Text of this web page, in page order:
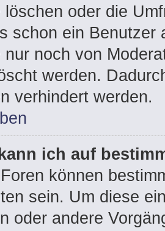
löschen oder die
schon ein Benutzer
nur noch von
werden.
verhindert werden.
ich auf
können
sein. Um diese
oder andere